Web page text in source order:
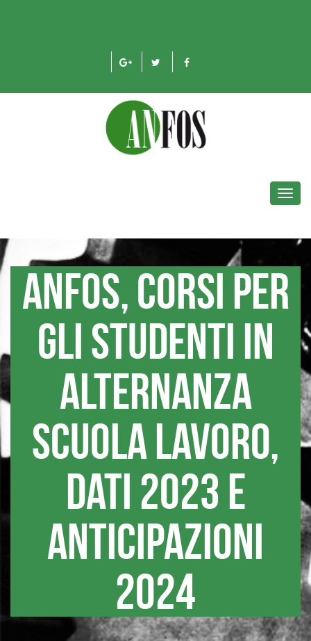
Anfos, corsi per
gli studenti in
alternanza
scuola lavoro,
dati 2023 e
anticipazioni
2024